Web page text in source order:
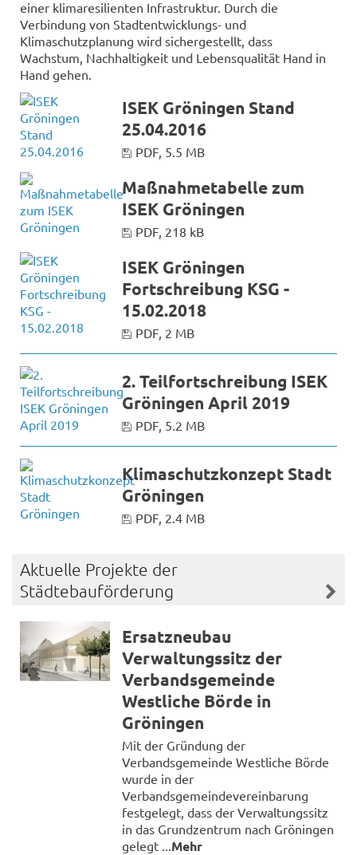
einer klimaresilienten Infrastruktur. Durch die
Verbindung von Stadtentwicklungs- und
Klimaschutzplanung wird sichergestellt, dass
Wachstum, Nachhaltigkeit und Lebensqualität Hand in
Hand gehen.
ISEK Gröningen Stand
25.04.2016
PDF, 5.5 MB
Maßnahmetabelle zum
ISEK Gröningen
PDF, 218 kB
ISEK Gröningen
Fortschreibung KSG -
15.02.2018
PDF, 2 MB
2. Teilfortschreibung ISEK
Gröningen April 2019
PDF, 5.2 MB
Klimaschutzkonzept Stadt
Gröningen
PDF, 2.4 MB
Aktuelle Projekte der
Städtebauförderung
Ersatzneubau
Verwaltungssitz der
Verbandsgemeinde
Westliche Börde in
Gröningen
Mit der Gründung der
Verbandsgemeinde Westliche Börde
wurde in der
Verbandsgemeindevereinbarung
festgelegt, dass der Verwaltungssitz
in das Grundzentrum nach Gröningen
gelegt ...Mehr